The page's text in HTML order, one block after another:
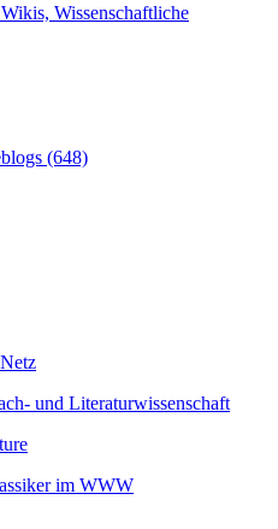
Wissenschaftliche
(648)
und Literaturwissenschaft
im WWW